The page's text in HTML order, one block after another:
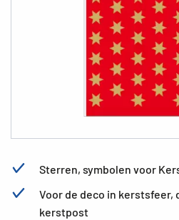
Sterren, symbolen voor
Voor de deco in kerstsfeer,
kerstpost